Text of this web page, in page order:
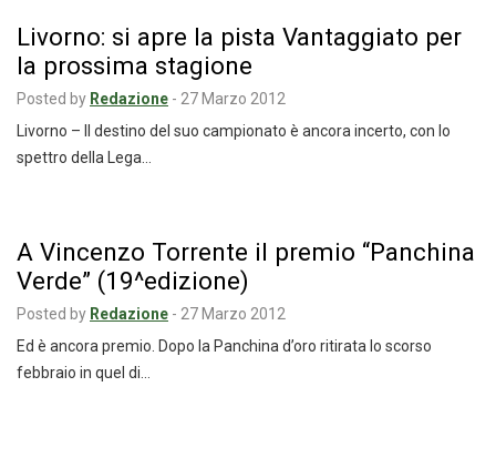
Livorno: si apre la pista Vantaggiato per
la prossima stagione
Posted by Redazione - 27 Marzo 2012
Livorno – Il destino del suo campionato è ancora incerto, con lo
spettro della Lega…
A Vincenzo Torrente il premio “Panchina
Verde” (19^edizione)
Posted by Redazione - 27 Marzo 2012
Ed è ancora premio. Dopo la Panchina d’oro ritirata lo scorso
febbraio in quel di…